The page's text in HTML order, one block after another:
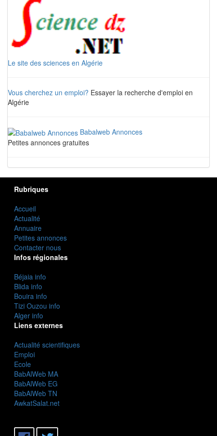
Le site des sciences en Algérie
Vous cherchez un emploi? Essayer la recherche d'emploi en
Algérie
Babalweb Annonces
Petites annonces gratuites
Rubriques
Accueil
Actualité
Annuaire
Petites annonces
Contacter nous
Infos régionales
Béjaia info
Blida info
Bouira info
Tizi Ouzou info
Alger info
Liens externes
Actualité scientifiques
Emploi
Ecole
BabAlWeb MA
BabAlWeb EG
BabAlWeb TN
AwkatSalat.net